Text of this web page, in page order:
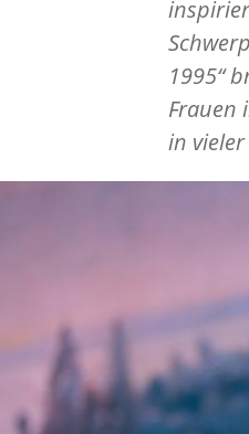
1995“
Frauen
in